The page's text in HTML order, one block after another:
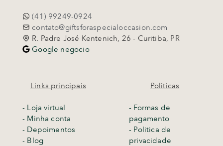
(41) 99249-0924
contato@giftsforaspecialoccasion.com
R. Padre José Kentenich, 26 - Curitiba, PR
Google negocio
Links principais
- Loja virtual
- Minha conta
- Depoimentos
- Blog
Politicas
- Formas de
pagamento
- Politica de
privacidade